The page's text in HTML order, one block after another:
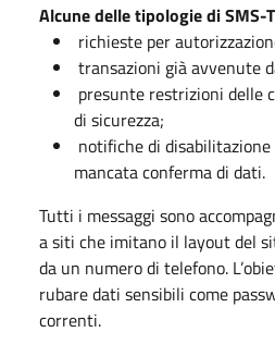
Alcune delle tipologie di SMS-
richieste per
transazioni già avvenute
presunte restrizioni delle
di sicurezza;
notifiche di disabilitazione
mancata conferma di dati.
Tutti i messaggi sono
a siti che imitano il layout del
da un numero di telefono.
rubare dati sensibili come
correnti.